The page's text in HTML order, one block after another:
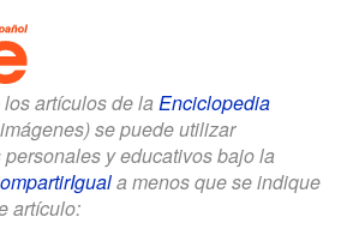
artículos de la Enciclopedia
se puede utilizar
y educativos bajo la
a menos que se indique
artículo: